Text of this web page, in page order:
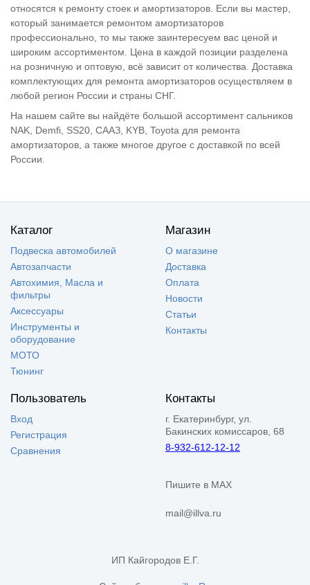
относятся к ремонту стоек и амортизаторов. Если вы мастер,
который занимается ремонтом амортизаторов
профессионально, то мы также заинтересуем вас ценой и
широким ассортиментом. Цена в каждой позиции разделена
на розничную и оптовую, всё зависит от количества. Доставка
комплектующих для ремонта амортизаторов осуществляем в
любой регион России и страны СНГ.
На нашем сайте вы найдёте большой ассортимент сальников
NAK, Demfi, SS20, СААЗ, KYB, Toyota для ремонта
амортизаторов, а также многое другое с доставкой по всей
России.
Каталог
Подвеска автомобилей
Автозапчасти
Автохимия, Масла и
фильтры
Аксессуары
Инструменты и
оборудование
МОТО
Тюнинг
Магазин
О магазине
Доставка
Оплата
Новости
Статьи
Контакты
Пользователь
Вход
Регистрация
Сравнения
Контакты
г. Екатеринбург, ул.
Бакинских комиссаров, 68
8-932-612-12-12
Пишите в MAX
mail@illva.ru
ИП Кайгородов Е.Г.